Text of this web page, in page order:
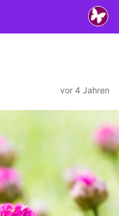
vor 4 Jahren